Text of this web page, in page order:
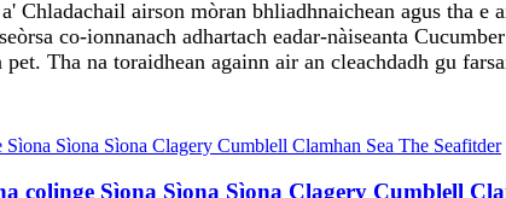
Chladachail airson mòran bhliadhnaichean agus tha e
co-ionnanach adhartach eadar-nàiseanta
Tha na toraidhean againn air an cleachdadh gu
colinge Sìona Sìona Sìona Clagery Cumblell